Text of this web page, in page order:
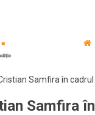
Samfira în cadrul
Samfira